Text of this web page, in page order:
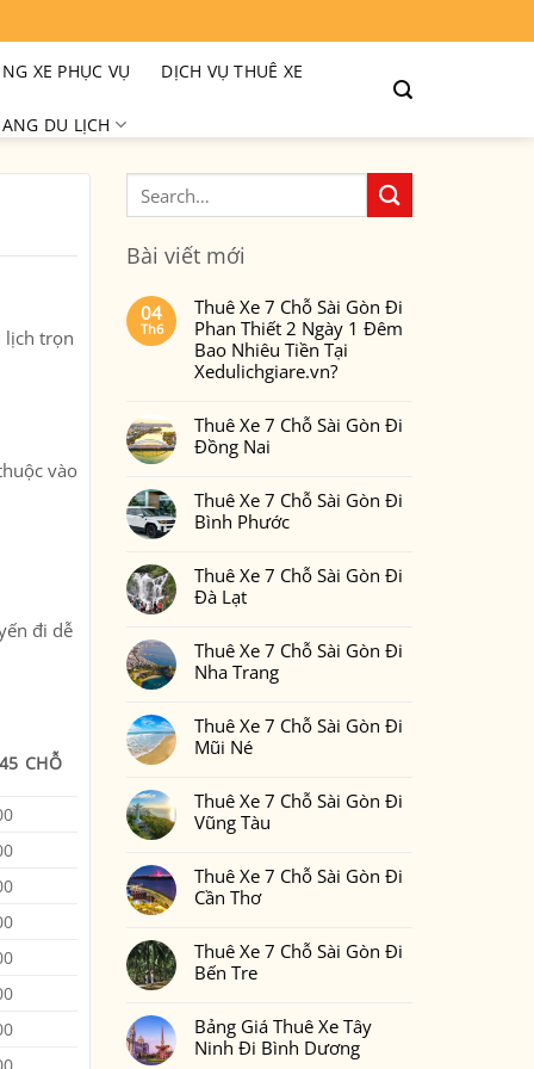
XE PHỤC VỤ DỊCH VỤ THUÊ XE
DU LỊCH
lịch trọn
vào
đi dễ
CHỖ
Bài viết mới
04
Th6
Thuê Xe 7 Chỗ Sài Gòn Đi
Phan Thiết 2 Ngày 1 Đêm
Bao Nhiêu Tiền Tại
Xedulichgiare.vn?
bình
luận
ở
7
Chỗ
Sài
Phan
Thiết
2
Ngày
Bao
Nhiêu
Tiền
Thuê Xe 7 Chỗ Sài Gòn Đi
Đồng Nai
bình
luận
ở
7
Chỗ
Sài
Đồng
Nai
Thuê Xe 7 Chỗ Sài Gòn Đi
Bình Phước
bình
luận
ở
7
Chỗ
Sài
Bình
Phước
Thuê Xe 7 Chỗ Sài Gòn Đi
Đà Lạt
bình
luận
ở
7
Chỗ
Sài
Đà
Lạt
Thuê Xe 7 Chỗ Sài Gòn Đi
Nha Trang
bình
luận
ở
7
Chỗ
Sài
Nha
Trang
Thuê Xe 7 Chỗ Sài Gòn Đi
Mũi Né
bình
luận
ở
7
Chỗ
Sài
Mũi
Né
Thuê Xe 7 Chỗ Sài Gòn Đi
Vũng Tàu
bình
luận
ở
7
Chỗ
Sài
Vũng
Tàu
Thuê Xe 7 Chỗ Sài Gòn Đi
Cần Thơ
bình
luận
ở
7
Chỗ
Sài
Thuê Xe 7 Chỗ Sài Gòn Đi
Bến Tre
bình
luận
ở
Bảng Giá Thuê Xe Tây
Ninh Đi Bình Dương